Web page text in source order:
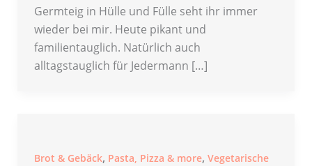
Germteig in Hülle und Fülle seht ihr immer
wieder bei mir. Heute pikant und
familientauglich. Natürlich auch
alltagstauglich für Jedermann […]
Brot & Gebäck, Pasta, Pizza & more, Vegetarische